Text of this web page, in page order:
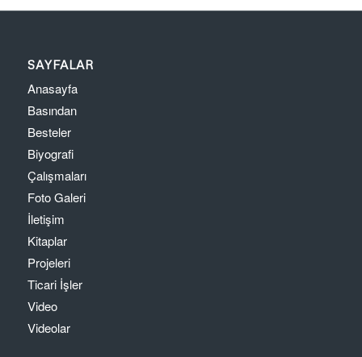
SAYFALAR
Anasayfa
Basından
Besteler
Biyografi
Çalışmaları
Foto Galeri
İletişim
Kitaplar
Projeleri
Ticari İşler
Video
Videolar